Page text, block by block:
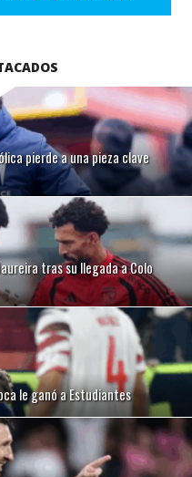
pierde a una pieza clave
tras su llegada a Colo
le ganó a Estudiantes